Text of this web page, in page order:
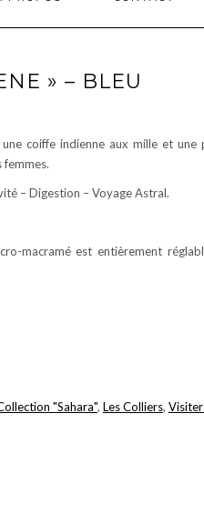
» – BLEU
coiffe indienne aux mille et une
femmes.
– Digestion – Voyage Astral.
macramé est entièrement
"Sahara", Les Colliers,